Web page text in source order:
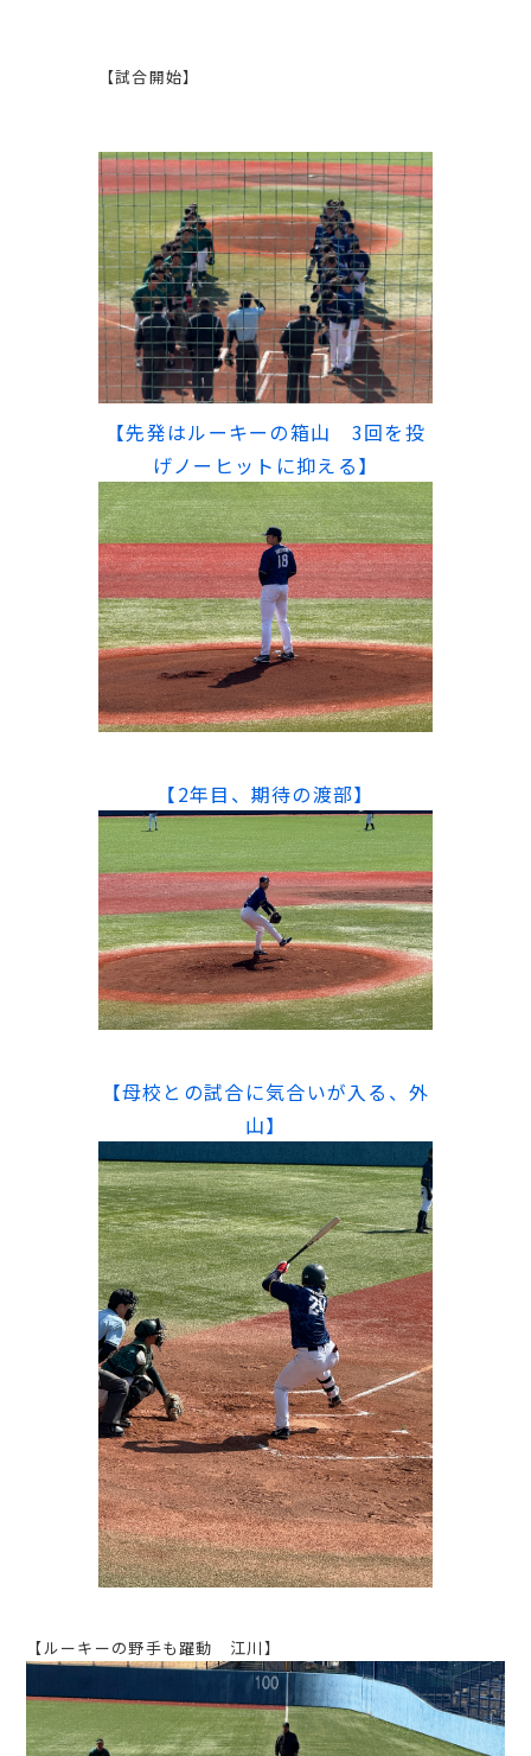
【試合開始】
【先発はルーキーの箱山 3回を投
げノーヒットに抑える】
【2年目、期待の渡部】
【母校との試合に気合いが入る、外
山】
【ルーキーの野手も躍動 江川】